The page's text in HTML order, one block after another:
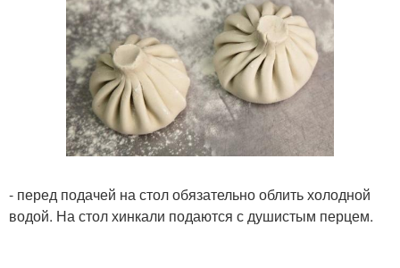
- перед подачей на стол обязательно облить холодной
водой. На стол хинкали подаются с душистым перцем.